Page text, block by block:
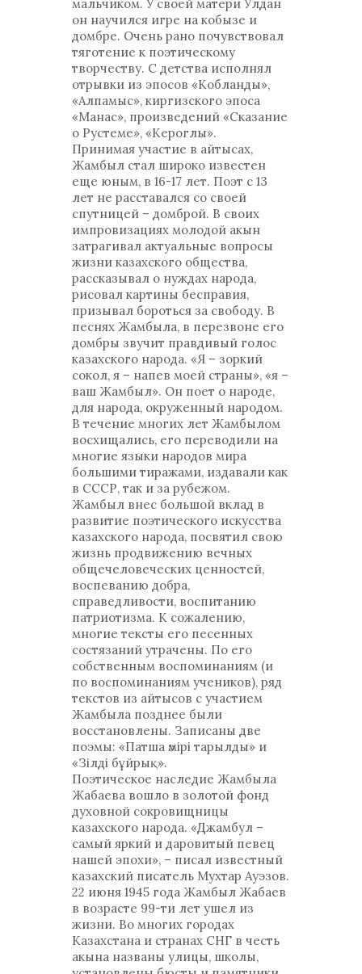
мальчиком. У своей матери Улдан
он научился игре на кобызе и
домбре. Очень рано почувствовал
тяготение к поэтическому
творчеству. С детства исполнял
отрывки из эпосов «Кобланды»,
«Алпамыс», киргизского эпоса
«Манас», произведений «Сказание
о Рустеме», «Кероглы».
Принимая участие в айтысах,
Жамбыл стал широко известен
еще юным, в 16-17 лет. Поэт с 13
лет не расставался со своей
спутницей – домброй. В своих
импровизациях молодой акын
затрагивал актуальные вопросы
жизни казахского общества,
рассказывал о нуждах народа,
рисовал картины бесправия,
призывал бороться за свободу. В
песнях Жамбыла, в перезвоне его
домбры звучит правдивый голос
казахского народа. «Я – зоркий
сокол, я – напев моей страны», «я –
ваш Жамбыл». Он поет о народе,
для народа, окруженный народом.
В течение многих лет Жамбылом
восхищались, его переводили на
многие языки народов мира
большими тиражами, издавали как
в СССР, так и за рубежом.
Жамбыл внес большой вклад в
развитие поэтического искусства
казахского народа, посвятил свою
жизнь продвижению вечных
общечеловеческих ценностей,
воспеванию добра,
справедливости, воспитанию
патриотизма. К сожалению,
многие тексты его песенных
состязаний утрачены. По его
собственным воспоминаниям (и
по воспоминаниям учеников), ряд
текстов из айтысов с участием
Жамбыла позднее были
восстановлены. Записаны две
поэмы: «Патша әмірі тарылды» и
«Зілді бұйрық».
Поэтическое наследие Жамбыла
Жабаева вошло в золотой фонд
духовной сокровищницы
казахского народа. «Джамбул –
самый яркий и даровитый певец
нашей эпохи», – писал известный
казахский писатель Мухтар Ауэзов.
22 июня 1945 года Жамбыл Жабаев
в возрасте 99-ти лет ушел из
жизни. Во многих городах
Казахстана и странах СНГ в честь
акына названы улицы, школы,